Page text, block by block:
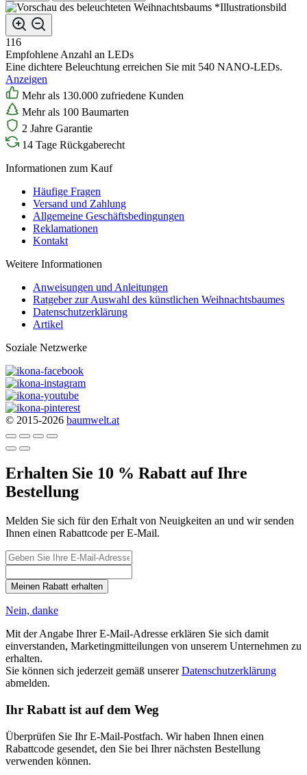
*Illustrationsbild
116
Empfohlene Anzahl an LEDs
Eine dichtere Beleuchtung erreichen Sie mit 540 NANO-LEDs.
Anzeigen
Mehr als 130.000 zufriedene Kunden
Mehr als 100 Baumarten
2 Jahre Garantie
14 Tage Rückgaberecht
Informationen zum Kauf
Häufige Fragen
Versand und Zahlung
Allgemeine Geschäftsbedingungen
Reklamationen
Kontakt
Weitere Informationen
Anweisungen und Anleitungen
Ratgeber zur Auswahl des künstlichen Weihnachtsbaumes
Datenschutzerklärung
Artikel
Soziale Netzwerke
© 2015-2026 baumwelt.at
Erhalten Sie 10 % Rabatt auf Ihre
Bestellung
Melden Sie sich für den Erhalt von Neuigkeiten an und wir senden
Ihnen einen Rabattcode per E-Mail.
Meinen Rabatt erhalten
Nein, danke
Mit der Angabe Ihrer E-Mail-Adresse erklären Sie sich damit
einverstanden, Marketingmitteilungen von unserem Unternehmen zu
erhalten.
Sie können sich jederzeit gemäß unsererDatenschutzerklärung
abmelden.
Ihr Rabatt ist auf dem Weg
Überprüfen Sie Ihr E-Mail-Postfach. Wir haben Ihnen einen
Rabattcode gesendet, den Sie bei Ihrer nächsten Bestellung
verwenden können.